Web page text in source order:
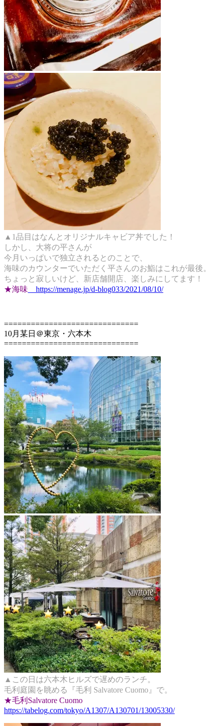
▲1品目はなんとオリジナルキャビア丼でした！
しかし、大将の平さんが
今月いっぱいで独立されるとのことで、
海味のカウンターでいただく平さんのお鮨はこれが最後。
ちょっと寂しいけど、新店舗開店、楽しみにしてます！
★海味 https://menage.jp/d-blog033/2021/08/10/
==============================
10月某日＠東京・六本木
==============================
▲この日は六本木ヒルズで遅めのランチ。
毛利庭園を眺める『毛利 Salvatore Cuomo』で。
★毛利Salvatore Cuomo
https://tabelog.com/tokyo/A1307/A130701/13005330/